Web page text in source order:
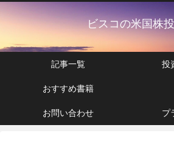
ビスコの米国株
記事一覧 投
おすすめ書籍
お問い合わせ プ